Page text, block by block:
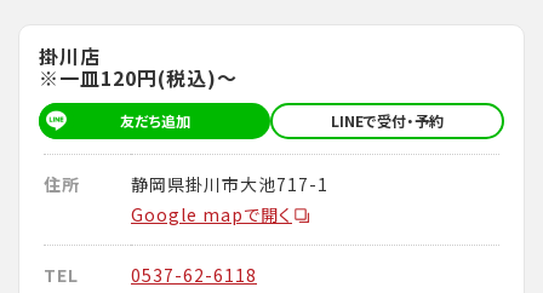
掛川店
※一皿120円(税込)～
友だち追加 LINEで受付・予約
住所
静岡県掛川市大池717-1
Google mapで開く
TEL 0537-62-6118